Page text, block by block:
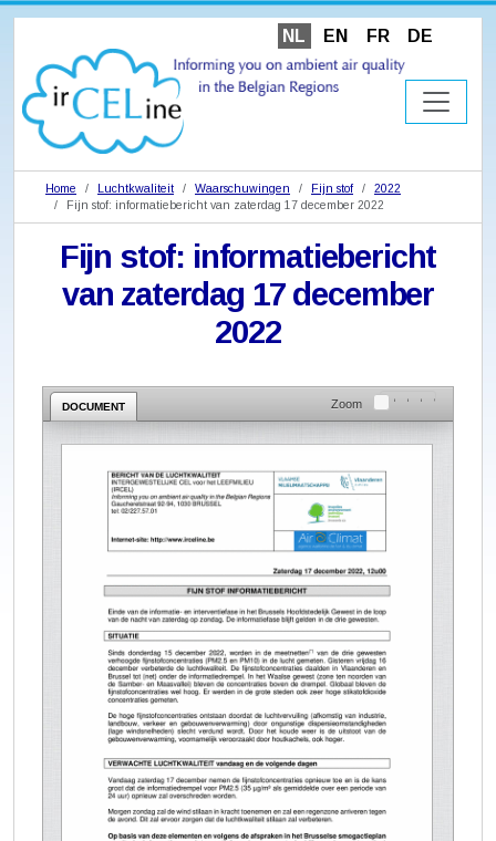
NL EN FR DE
Home Luchtkwaliteit Waarschuwingen Fijn stof
2022
Fijn stof: informatiebericht van zaterdag 17 december 2022
Fijn stof: informatiebericht
van zaterdag 17 december
2022
DOCUMENT Zoom